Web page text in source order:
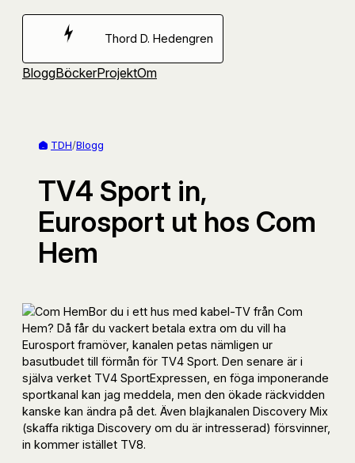
Hoppa
Thord D. Hedengren
BloggBöckerProjektOm
TDH/Blogg
TV4 Sport in,
Eurosport ut hos Com
Hem
Bor du i ett hus med kabel-TV från Com
Hem? Då får du vackert betala extra om du vill ha
Eurosport framöver, kanalen petas nämligen ur
basutbudet till förmån för TV4 Sport. Den senare är i
själva verket TV4 SportExpressen, en föga imponerande
sportkanal kan jag meddela, men den ökade räckvidden
kanske kan ändra på det. Även blajkanalen Discovery Mix
(skaffa riktiga Discovery om du är intresserad) försvinner,
in kommer istället TV8.